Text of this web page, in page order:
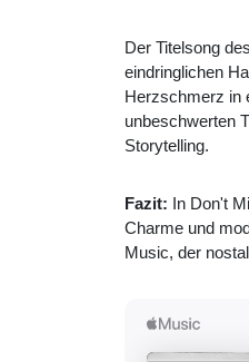
Der Titelsong
eindringlichen
Herzschmerz in
unbeschwerten
Storytelling.
Fazit: In Don't
Charme und
Music, der